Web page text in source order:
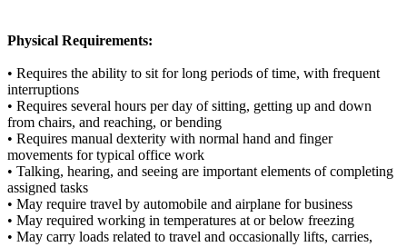
Physical Requirements:
• Requires the ability to sit for long periods of time, with frequent
interruptions
• Requires several hours per day of sitting, getting up and down
from chairs, and reaching, or bending
• Requires manual dexterity with normal hand and finger
movements for typical office work
• Talking, hearing, and seeing are important elements of completing
assigned tasks
• May require travel by automobile and airplane for business
• May required working in temperatures at or below freezing
• May carry loads related to travel and occasionally lifts, carries,